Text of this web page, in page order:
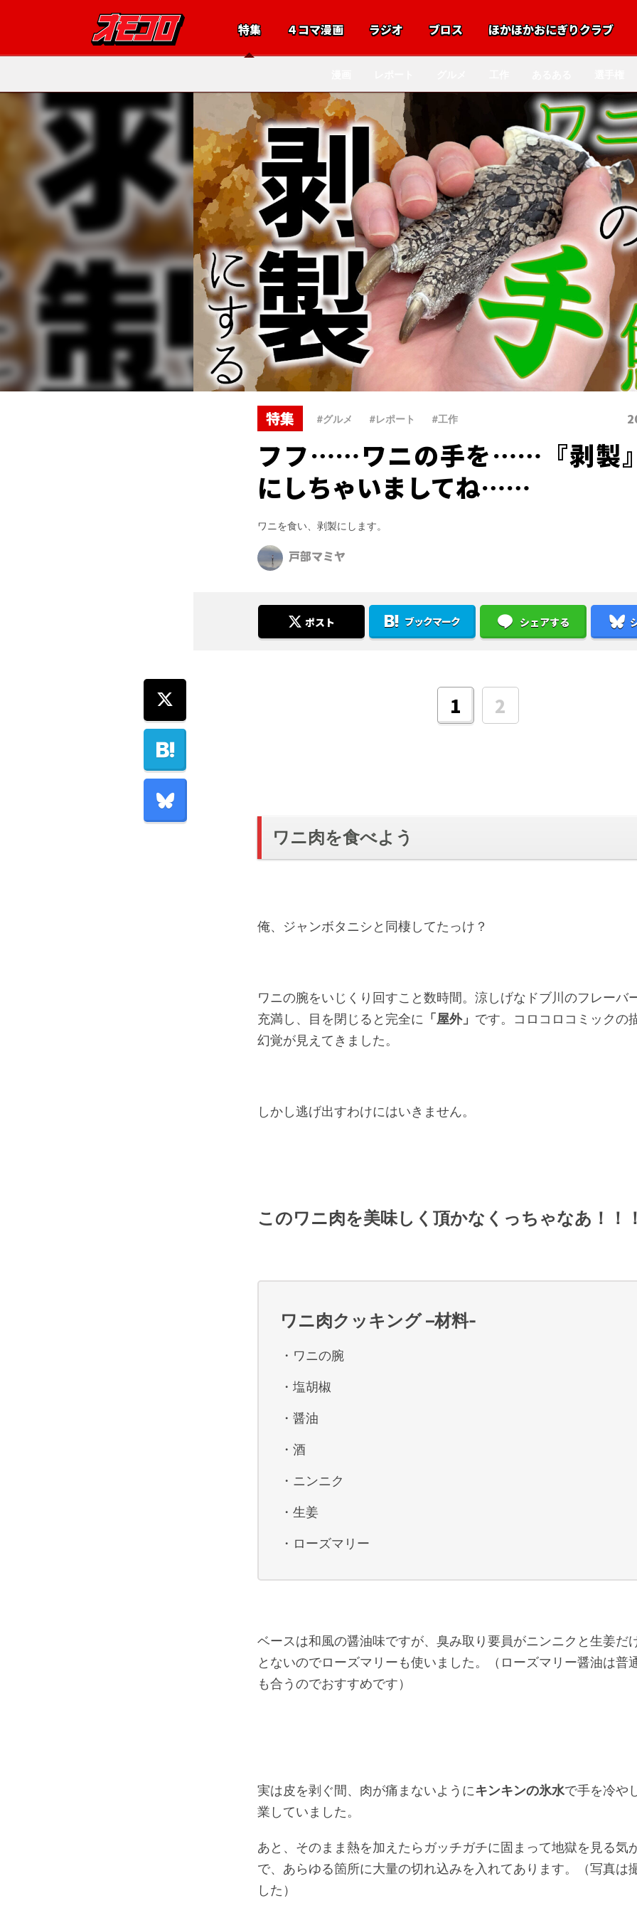
特集 ４コマ漫画 ラジオ ブロス ほかほかおにぎりクラブ
特集 #グルメ #レポート #工作
フフ……ワニの手を……『剥
にしちゃいましてね……
ワニを食い、剥製にします。
戸部マミヤ
ポスト ブックマーク シェアする
1 2
ワニ肉を食べよう
俺、ジャンボタニシと同棲してたっけ？
ワニの腕をいじくり回すこと数時間。涼しげなドブ川のフレーバ
充満し、目を閉じると完全に 「屋外」 です。 コロコロコミックの
幻覚が見えてきました。
しかし逃げ出すわけにはいきません。
このワニ肉を美味しく頂かなくっちゃなあ！！！
ワニ肉クッキング –材料-
・ワニの腕
・塩胡椒
・醤油
・酒
・ニンニク
・生姜
・ローズマリー
ベースは和風の醤油味ですが、臭み取り要員がニンニクと生姜だ
とないのでローズマリーも使いました。（ローズマリー醤油は普
も合うのでおすすめです）
実は皮を剥ぐ間、肉が痛まないようにキンキンの氷水で手を冷や
業していました。
あと、そのまま熱を加えたらガッチガチに固まって地獄を見る気
で、あらゆる箇所に大量の切れ込みを入れてあります。（写真は
した）